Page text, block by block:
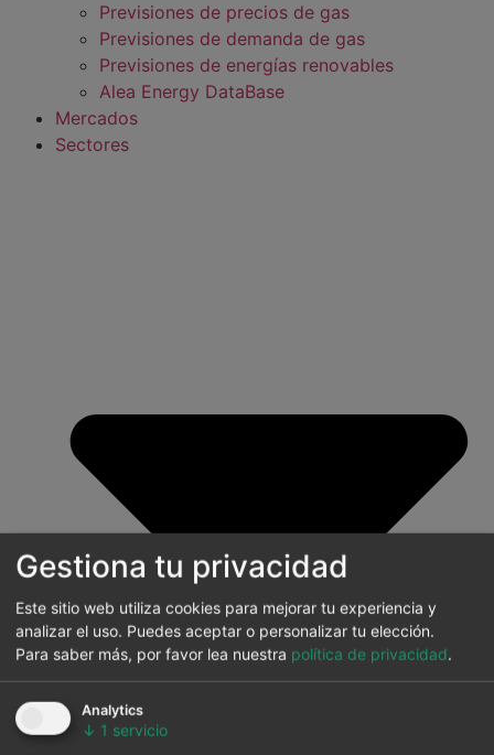
Previsiones de precios de gas
Previsiones de demanda de gas
Previsiones de energías renovables
Alea Energy DataBase
Mercados
Sectores
Gestiona tu privacidad
Este sitio web utiliza cookies para mejorar tu experiencia y
analizar el uso. Puedes aceptar o personalizar tu elección.
Para saber más, por favor lea nuestra política de privacidad.
Analytics
↓ 1 servicio